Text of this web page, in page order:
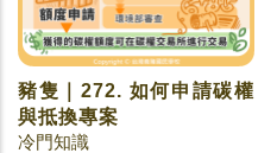
豬隻｜272. 如何申請碳權
與抵換專案
冷門知識